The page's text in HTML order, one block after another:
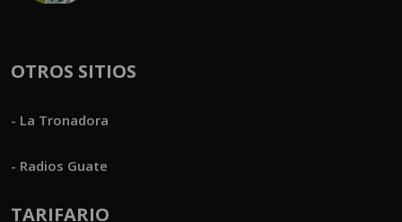
OTROS SITIOS
- La Tronadora
- Radios Guate
TARIFARIO